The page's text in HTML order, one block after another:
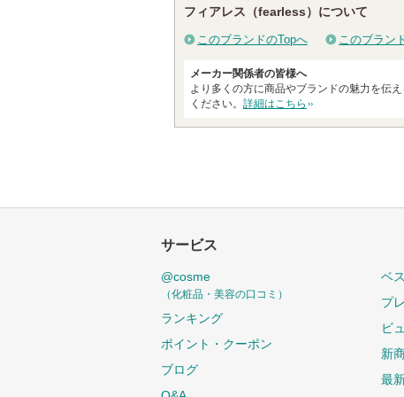
フィアレス（fearless）について
このブランドのTopへ このブラン
メーカー関係者の皆様へ
より多くの方に商品やブランドの魅力を伝
ください。 詳細はこちら
サービス
@cosme
（化粧品・美容の口コミ）
ランキング
ポイント・クーポン
ブログ
ベ
プ
ビ
新
最